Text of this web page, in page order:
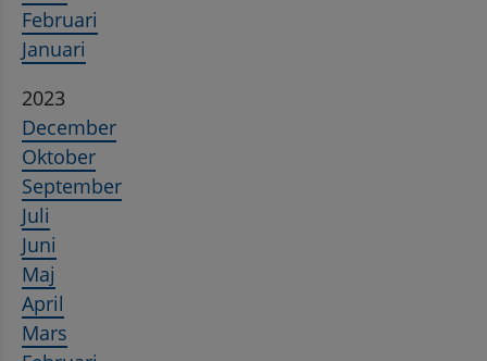
Februari
Januari
2023
December
Oktober
September
Juli
Juni
Maj
April
Mars